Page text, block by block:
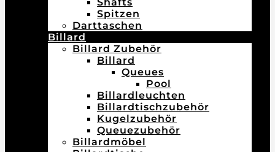
Spitzen
Darttaschen
Billard
Billard Zubehör
Billard
Queues
Pool
Billardleuchten
Billardtischzubehör
Kugelzubehör
Queuezubehör
Billardmöbel